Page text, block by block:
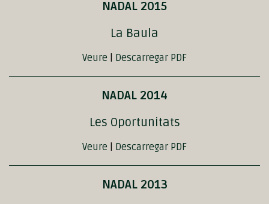
NADAL 2015
La Baula
Veure Descarregar PDF
NADAL 2014
Les Oportunitats
Veure Descarregar PDF
NADAL 2013